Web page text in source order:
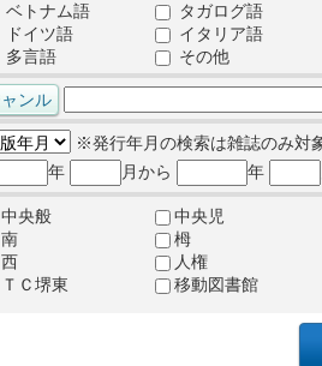
ベトナム語
タガログ語
ドイツ語
イタリア語
多言語
その他
※発行年月の検索は雑誌のみ対
年
月から 年
中央般
中央児
南
栂
西
人権
ＴＣ堺東
移動図書館